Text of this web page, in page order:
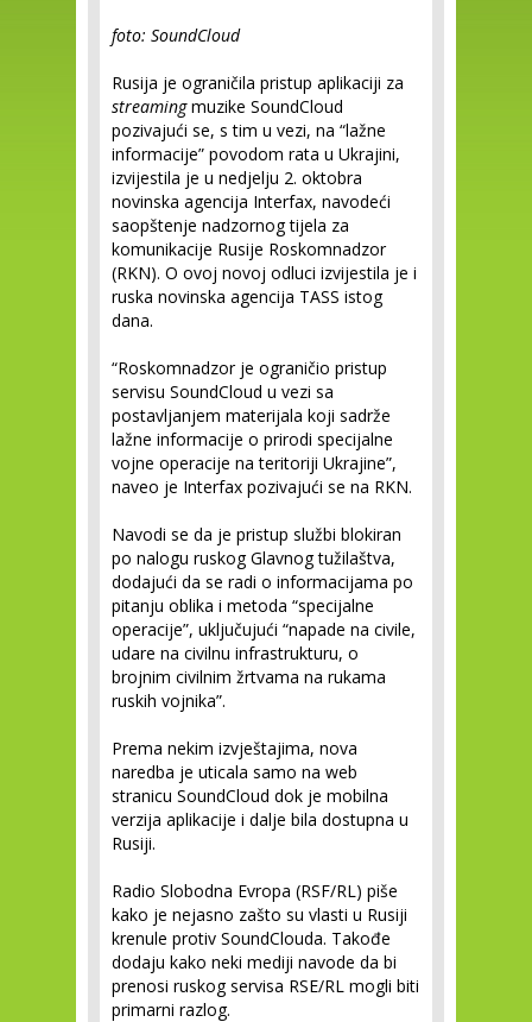
foto: SoundCloud
Rusija je ograničila pristup aplikaciji za
streamingmuzike SoundCloud
pozivajući se, s tim u vezi, na “lažne
informacije” povodom rata u Ukrajini,
izvijestila je u nedjelju 2. oktobra
novinska agencija Interfax, navodeći
saopštenje nadzornog tijela za
komunikacije Rusije Roskomnadzor
(RKN). O ovoj novoj odluci izvijestila je i
ruska novinska agencija TASS istog
dana.
“Roskomnadzor je ograničio pristup
servisu SoundCloud u vezi sa
postavljanjem materijala koji sadrže
lažne informacije o prirodi specijalne
vojne operacije na teritoriji Ukrajine”,
naveo je Interfax pozivajući se na RKN.
Navodi se da je pristup službi blokiran
po nalogu ruskog Glavnog tužilaštva,
dodajući da se radi o informacijama po
pitanju oblika i metoda “specijalne
operacije”, uključujući “napade na civile,
udare na civilnu infrastrukturu, o
brojnim civilnim žrtvama na rukama
ruskih vojnika”.
Prema nekim izvještajima, nova
naredba je uticala samo na web
stranicu SoundCloud dok je mobilna
verzija aplikacije i dalje bila dostupna u
Rusiji.
Radio Slobodna Evropa (RSF/RL) piše
kako je nejasno zašto su vlasti u Rusiji
krenule protiv SoundClouda. Takođe
dodaju kako neki mediji navode da bi
prenosi ruskog servisa RSE/RL mogli biti
primarni razlog.